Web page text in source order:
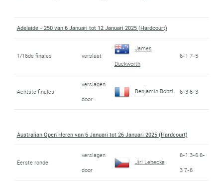
Adelaide - 250 van 6 Januari tot 12 Januari 2025 (Hardcourt)
1/16de finales verslaat
James
Duckworth
6-1 7-5
Achtste finales
verslagen
door
Benjamin Bonzi 6-3 6-3
Australian Open Heren van 6 Januari tot 26 Januari 2025 (Hardcourt)
Eerste ronde
verslagen
door
Jiri Lehecka
6-1 3-6 6-
3 7-6